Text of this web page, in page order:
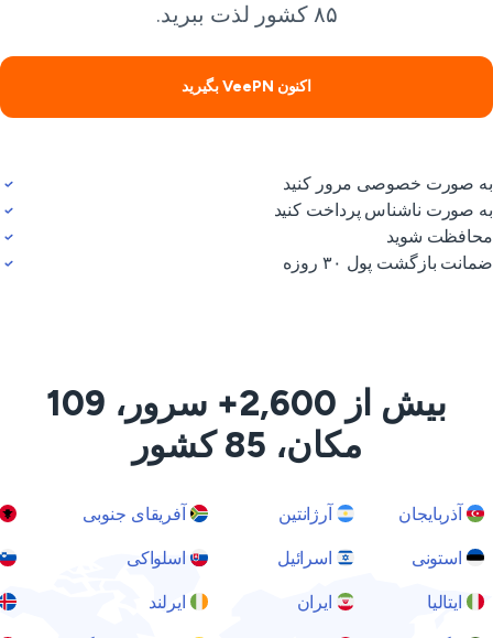
۸۵ کشور لذت ببرید.
اکنون VeePN بگیرید
صورت خصوصی مرور کنید
صورت ناشناس پرداخت کنید
شوید
بازگشت پول ۳۰ روزه
بیش از 2,600+ سرور، 109
مکان، 85 کشور
آذربایجان آرژانتین آفریقای جنوبی
استونی اسرائیل اسلواکی
ایتالیا ایران ایرلند